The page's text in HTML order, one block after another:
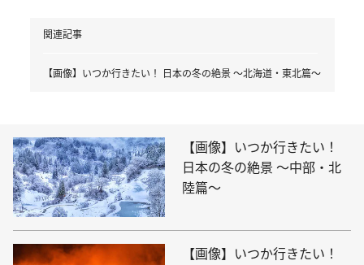
関連記事
【画像】いつか行きたい！ 日本の冬の絶景 ～北海道・東北篇～
【画像】いつか行きたい！
日本の冬の絶景 ～中部・北
陸篇～
【画像】いつか行きたい！